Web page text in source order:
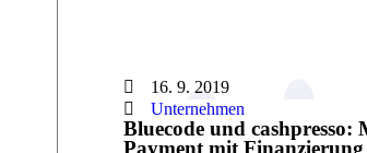
16. 9. 2019
Unternehmen
Bluecode und cashpresso:
Payment mit Finanzierung